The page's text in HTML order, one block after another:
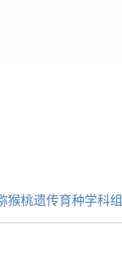
猴桃遗传育种学科组